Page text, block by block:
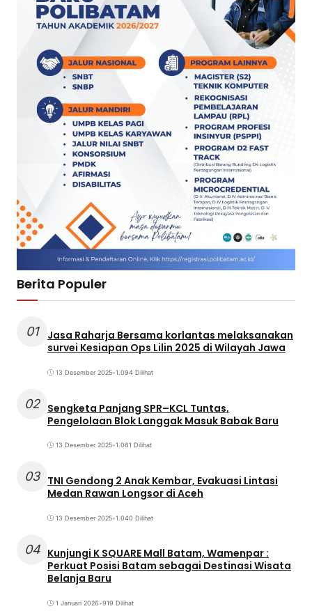
Berita Populer
01
Jasa Raharja Bersama korlantas melaksanakan
survei Kesiapan Ops Lilin 2025 di Wilayah Jawa
13 Desember 2025•1.094 Dilihat
02 Sengketa Panjang SPR–KCL Tuntas,
Pengelolaan Blok Langgak Masuk Babak Baru
13 Desember 2025•1.081 Dilihat
03 TNI Gendong 2 Anak Kembar, Evakuasi Lintasi
Medan Rawan Longsor di Aceh
13 Desember 2025•1.040 Dilihat
04 Kunjungi K SQUARE Mall Batam, Wamenpar :
Perkuat Posisi Batam sebagai Destinasi Wisata
Belanja Baru
1 Januari 2026•919 Dilihat